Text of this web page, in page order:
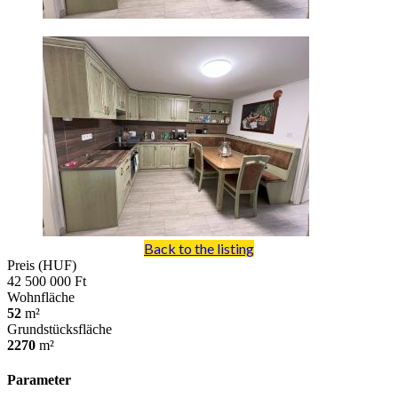
Back to the listing
Preis (HUF)
42 500 000 Ft
Wohnfläche
52 m²
Grundstücksfläche
2270 m²
Parameter